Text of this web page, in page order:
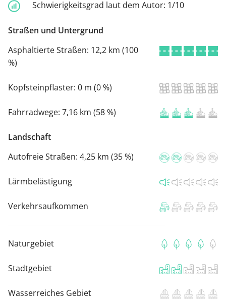
Schwierigkeitsgrad laut dem Autor: 1/10
Straßen und Untergrund
Asphaltierte Straßen: 12,2 km (100
%)
Kopfsteinpflaster: 0 m (0 %)
Fahrradwege: 7,16 km (58 %)
Landschaft
Autofreie Straßen: 4,25 km (35 %)
Lärmbelästigung
Verkehrsaufkommen
Naturgebiet
Stadtgebiet
Wasserreiches Gebiet